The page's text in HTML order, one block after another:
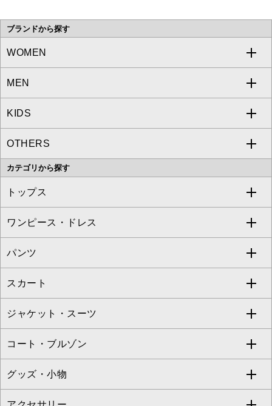
ブランドから探す
WOMEN
a.v.v
MICHEL KLEIN
MK MICHEL KLEIN
OFUON le MK
MEN
a.v.v
MICHEL KLEIN HOMME
MK MICHEL KLEIN HOMME
KIDS
a.v.v
OTHERS
MK MICHEL KLEIN BAG
カテゴリから探す
トップス
すべてのトップス
カットソー・Tシャツ
ブラウス・シャツ
ニット・セーター
カーディガン
アンサンブルセット
ワンピース・ドレス
すべてのワンピース・ドレス
ワンピース
ドレス
チュニック
ジャンパースカート
パンツ
すべてのパンツ
フルレングスパンツ
クロップド・半端丈パンツ
ガウチョ・ワイドパンツ
スカート
すべてのスカート
ロング・マキシ丈スカート
ひざ丈スカート
ジャケット・スーツ
すべてのジャケット・スーツ
テーラードジャケット
コート・ブルゾン
すべてのコート・ブルゾン
グッズ・小物